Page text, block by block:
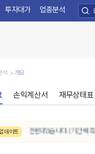
투자대가 업종분석
석 개요
손익계산서 재무상태표
데이트
으로 전환되었습니다. (기간 예측상